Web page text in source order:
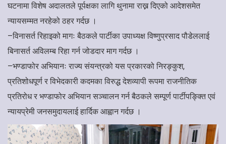
घटनामा विशेष अदालतले पूर्पक्षका लागि थुनामा राख्न दिएको आदेशसमेत
न्यायसम्मत नरहेको ठहर गर्दछ ।
–विनासर्त रिहाइको मागः बैठकले पार्टीका उपाध्यक्ष विष्णुप्रसाद पौडेललाई
बिनासर्त अविलम्ब रिहा गर्न जोडदार माग गर्दछ ।
–भण्डाफोर अभियानः राज्य संयन्त्रको यस प्रकारको निरङ्कुश,
प्रतिशोधपूर्ण र विभेदकारी कदमका विरुद्ध देशव्यापी रूपमा राजनीतिक
प्रतिरोध र भण्डाफोर अभियान सञ्चालन गर्न बैठकले सम्पूर्ण पार्टीपङ्क्ति एवं
न्यायप्रेमी जनसमुदायलाई हार्दिक आह्वान गर्दछ ।